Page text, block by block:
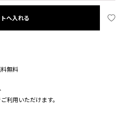
へ入れる
無料
利用いただけます。